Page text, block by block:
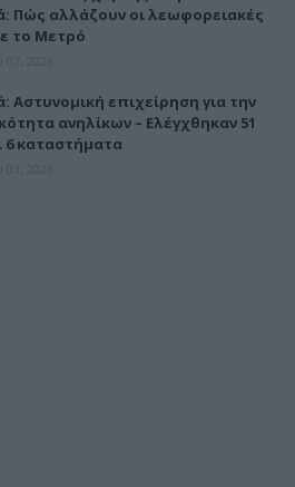
Πώς αλλάζουν οι λεωφορειακές
το Μετρό
Αστυνομική επιχείρηση για την
ανηλίκων – Ελέγχθηκαν 51
6 καταστήματα